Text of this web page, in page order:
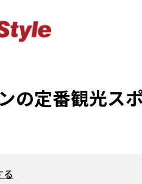
の定番観光ス
る